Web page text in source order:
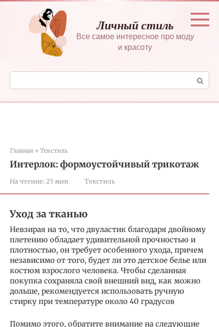
Перейти
контенту
Личный стиль
Все самое интересное про моду
и красоту
Поиск:
Главная » Текстиль
Интерлок: формоустойчивый трикотаж
На чтение: 25 мин Текстиль
Уход за тканью
Невзирая на то, что двуластик благодаря двойному
плетению обладает удивительной прочностью и
плотностью, он требует особенного ухода, причем
независимо от того, будет ли это детское белье или
костюм взрослого человека. Чтобы сделанная
покупка сохраняла свой внешний вид, как можно
дольше, рекомендуется использовать ручную
стирку при температуре около 40 градусов
Помимо этого, обратите внимание на следующие